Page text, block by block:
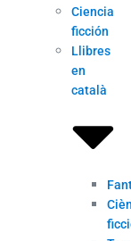
Ciencia
ficción
Llibres
en
català